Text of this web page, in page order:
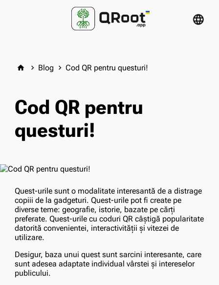
language
home keyboard_arrow_right Blog keyboard_arrow_right Cod QR pentru questuri!
Cod QR pentru
questuri!
Quest-urile sunt o modalitate interesantă de a distrage
copiii de la gadgeturi. Quest-urile pot fi create pe
diverse teme: geografie, istorie, bazate pe cărți
preferate. Quest-urile cu coduri QR câștigă popularitate
datorită convenientei, interactivității și vitezei de
utilizare.
Desigur, baza unui quest sunt sarcini interesante, care
sunt adesea adaptate individual vârstei și intereselor
publicului.